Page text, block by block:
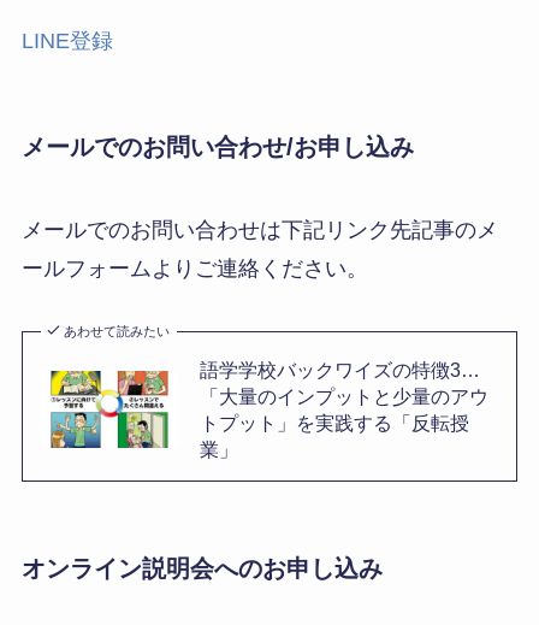
LINE登録
メールでのお問い合わせ/お申し込み
メールでのお問い合わせは下記リンク先記事のメ
ールフォームよりご連絡ください。
あわせて読みたい
語学学校バックワイズの特徴3…
「大量のインプットと少量のアウ
トプット」を実践する「反転授
業」
オンライン説明会へのお申し込み